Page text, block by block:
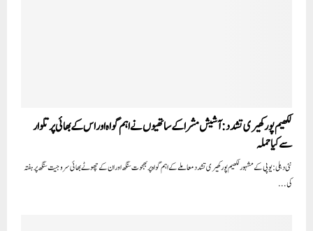
لکھیم پور کھیری تشدد: آشیش مشرا کے ساتھیوں نے اہم گواہ اور اس کے بھائی پر تلوار
سے کیا حملہ
نئی دہلی: یوپی کے مشہور لکھیم پور کھیری تشدد معاملے کے اہم گواہ پربھجوت سنگھ اور ان کے چھوٹے بھائی سروجیت سنگھ پر ہفتہ
کی...